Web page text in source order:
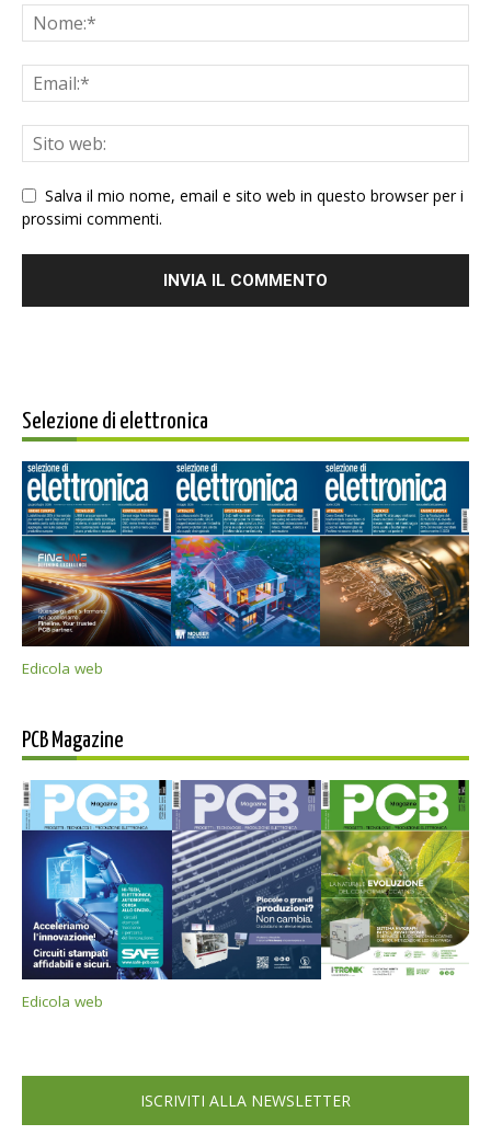
Salva il mio nome, email e sito web in questo browser per i
prossimi commenti.
Selezione di elettronica
Edicola web
PCB Magazine
Edicola web
ISCRIVITI ALLA NEWSLETTER